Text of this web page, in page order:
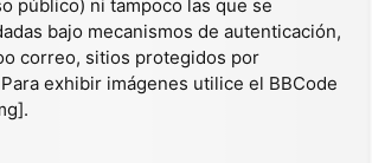
público) ni tampoco las que se
bajo mecanismos de autenticación,
correo, sitios protegidos por
exhibir imágenes utilice el BBCode